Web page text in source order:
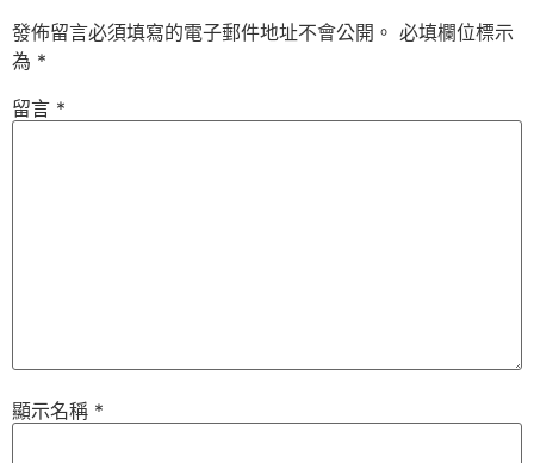
發佈留言必須填寫的電子郵件地址不會公開。 必填欄位標示
為 *
留言 *
顯示名稱 *